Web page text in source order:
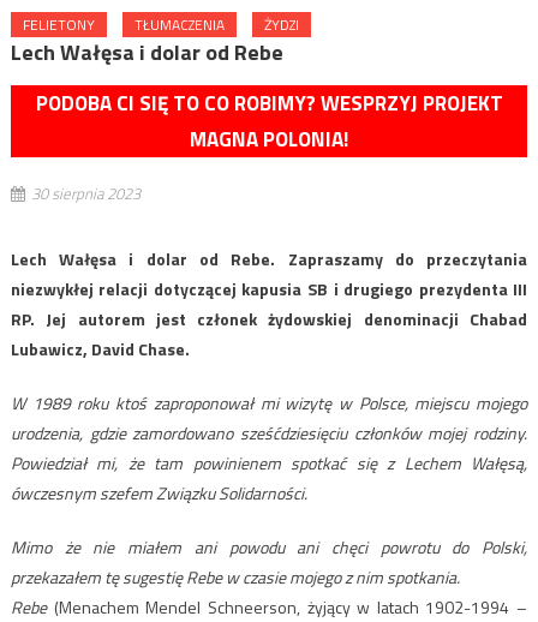
FELIETONY TŁUMACZENIA ŻYDZI
Lech Wałęsa i dolar od Rebe
PODOBA CI SIĘ TO CO ROBIMY? WESPRZYJ PROJEKT
MAGNA POLONIA!
30 sierpnia 2023
Lech Wałęsa i dolar od Rebe. Zapraszamy do przeczytania
niezwykłej relacji dotyczącej kapusia SB i drugiego prezydenta III
RP. Jej autorem jest członek żydowskiej denominacji Chabad
Lubawicz, David Chase.
W 1989 roku ktoś zaproponował mi wizytę w Polsce, miejscu mojego
urodzenia, gdzie zamordowano sześćdziesięciu członków mojej rodziny.
Powiedział mi, że tam powinienem spotkać się z Lechem Wałęsą,
ówczesnym szefem Związku Solidarności.
Mimo że nie miałem ani powodu ani chęci powrotu do Polski,
przekazałem tę sugestię Rebe w czasie mojego z nim spotkania.
Rebe (Menachem Mendel Schneerson, żyjący w latach 1902-1994 –